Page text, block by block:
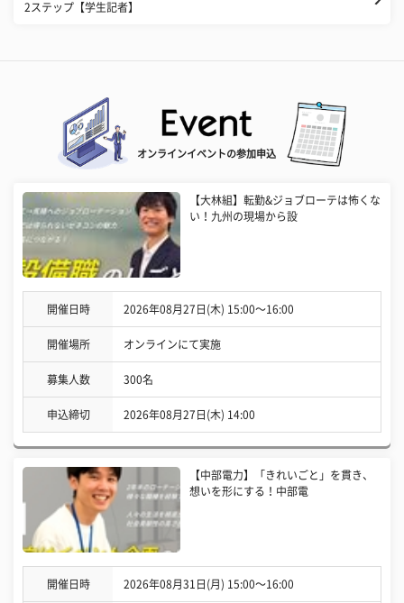
2ステップ【学生記者】
オンラインイベントの参加申込
【大林組】転勤&ジョブローテは怖くな
い！九州の現場から設
開催日時 2026年08月27日(木) 15:00〜16:00
開催場所 オンラインにて実施
募集人数 300名
申込締切 2026年08月27日(木) 14:00
【中部電力】「きれいごと」を貫き、
想いを形にする！中部電
開催日時 2026年08月31日(月) 15:00〜16:00